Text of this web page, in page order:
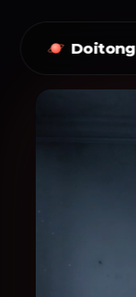
Doitong